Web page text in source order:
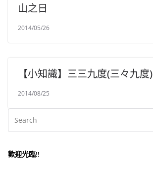
山之日
2014/05/26
【小知識】三三九度(三々九度)
2014/08/25
歡迎光臨!!